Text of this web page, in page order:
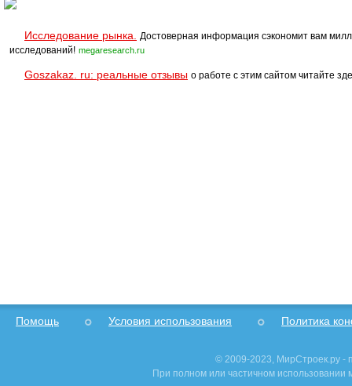
Исследование рынка.
Достоверная информация сэкономит вам
исследований! megaresearch.ru
Goszakaz. ru: реальные отзывы о работе с этим сайтом читайте
Помощь Условия использования Политика
© 2009-2023, МирСтроек.ру -
При полном или частичном использовании